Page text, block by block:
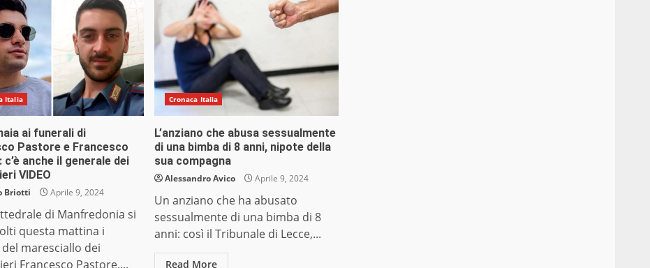
Italia
ai funerali di
Pastore e Francesco
anche il generale dei
VIDEO
Briotti Aprile 9, 2024
di Manfredonia si
questa mattina i
maresciallo dei
Francesco Pastore,...
Cronaca Italia
L’anziano che abusa sessualmente
di una bimba di 8 anni, nipote della
sua compagna
Alessandro Avico Aprile 9, 2024
Un anziano che ha abusato
sessualmente di una bimba di 8
anni: così il Tribunale di Lecce,...
Read More